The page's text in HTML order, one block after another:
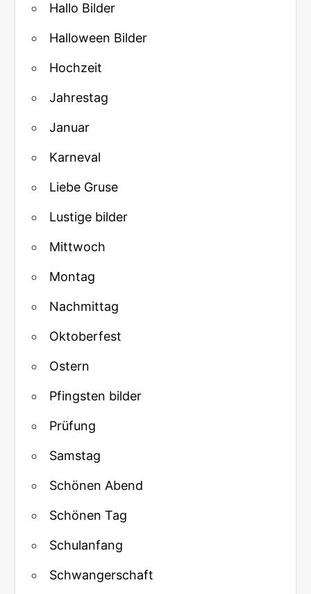
Hallo Bilder
Halloween Bilder
Hochzeit
Jahrestag
Januar
Karneval
Liebe Gruse
Lustige bilder
Mittwoch
Montag
Nachmittag
Oktoberfest
Ostern
Pfingsten bilder
Prüfung
Samstag
Schönen Abend
Schönen Tag
Schulanfang
Schwangerschaft